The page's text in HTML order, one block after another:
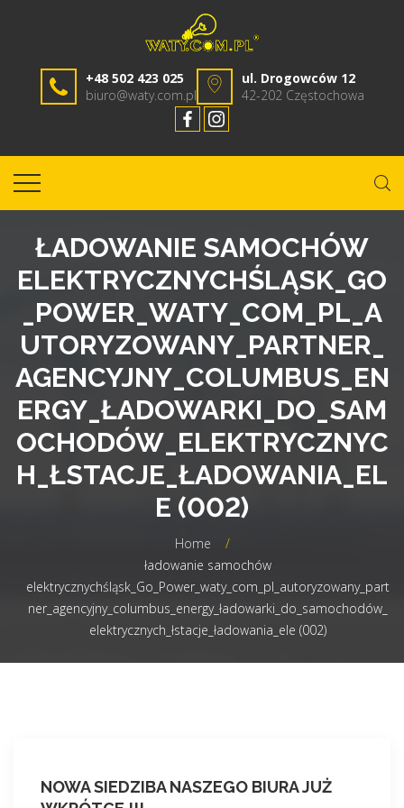
+48 502 423 025
biuro@waty.com.pl
ul. Drogowców 12
42-202 Częstochowa
ŁADOWANIE SAMOCHÓW
ELEKTRYCZNYCHŚLĄSK_GO
_POWER_WATY_COM_PL_A
UTORYZOWANY_PARTNER_
AGENCYJNY_COLUMBUS_EN
ERGY_ŁADOWARKI_DO_SAM
OCHODÓW_ELEKTRYCZNYC
H_ŁSTACJE_ŁADOWANIA_EL
E (002)
Home
/
ładowanie samochów
elektrycznychśląsk_Go_Power_waty_com_pl_autoryzowany_part
ner_agencyjny_columbus_energy_ładowarki_do_samochodów_
elektrycznych_łstacje_ładowania_ele (002)
NOWA SIEDZIBA NASZEGO BIURA JUŻ